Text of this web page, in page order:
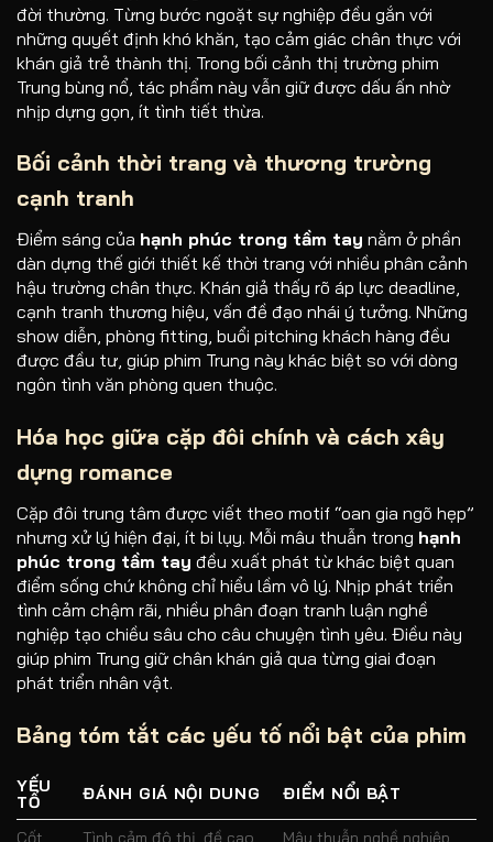
đời thường. Từng bước ngoặt sự nghiệp đều gắn với
những quyết định khó khăn, tạo cảm giác chân thực với
khán giả trẻ thành thị. Trong bối cảnh thị trường phim
Trung bùng nổ, tác phẩm này vẫn giữ được dấu ấn nhờ
nhịp dựng gọn, ít tình tiết thừa.
Bối cảnh thời trang và thương trường
cạnh tranh
Điểm sáng của hạnh phúc trong tầm tay nằm ở phần
dàn dựng thế giới thiết kế thời trang với nhiều phân cảnh
hậu trường chân thực. Khán giả thấy rõ áp lực deadline,
cạnh tranh thương hiệu, vấn đề đạo nhái ý tưởng. Những
show diễn, phòng fitting, buổi pitching khách hàng đều
được đầu tư, giúp phim Trung này khác biệt so với dòng
ngôn tình văn phòng quen thuộc.
Hóa học giữa cặp đôi chính và cách xây
dựng romance
Cặp đôi trung tâm được viết theo motif “oan gia ngõ hẹp”
nhưng xử lý hiện đại, ít bi lụy. Mỗi mâu thuẫn trong hạnh
phúc trong tầm tay đều xuất phát từ khác biệt quan
điểm sống chứ không chỉ hiểu lầm vô lý. Nhịp phát triển
tình cảm chậm rãi, nhiều phân đoạn tranh luận nghề
nghiệp tạo chiều sâu cho câu chuyện tình yêu. Điều này
giúp phim Trung giữ chân khán giả qua từng giai đoạn
phát triển nhân vật.
Bảng tóm tắt các yếu tố nổi bật của phim
YẾU
TỐ
ĐÁNH GIÁ NỘI DUNG ĐIỂM NỔI BẬT
Cốt Tình cảm đô thị, đề cao Mâu thuẫn nghề nghiệp